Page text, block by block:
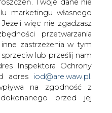
marketingu własnego
więc nie zgadzasz
przetwarzania
zastrzeżenia w tym
lub prześlij nam
Inspektora Ochrony
adres iod@are.waw.pl
na zgodność z
przed jej
energetycznych,
geograficznie". Nie
twórców systemu TPA
trzecich do sieci
zakładali, że niemalże od
liczba uprawnionych i
konkurencja wśród
obecnie, choć z TPA
zaobserwować kapitalny
obniżką cen prądu dla